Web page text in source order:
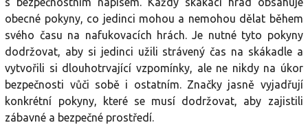
obecné pokyny, co jedinci mohou a nemohou dělat během
svého času na nafukovacích hrách. Je nutné tyto pokyny
dodržovat, aby si jedinci užili strávený čas na skákadle a
vytvořili si dlouhotrvající vzpomínky, ale ne nikdy na úkor
bezpečnosti vůči sobě i ostatním. Značky jasně vyjadřují
konkrétní pokyny, které se musí dodržovat, aby zajistili
zábavné a bezpečné prostředí.